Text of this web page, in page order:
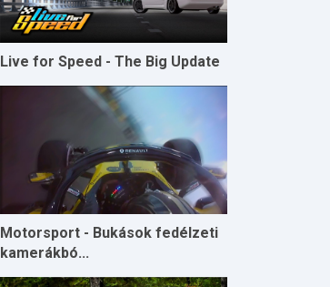
Live for Speed - The Big Update
Motorsport - Bukások fedélzeti
kamerákbó...